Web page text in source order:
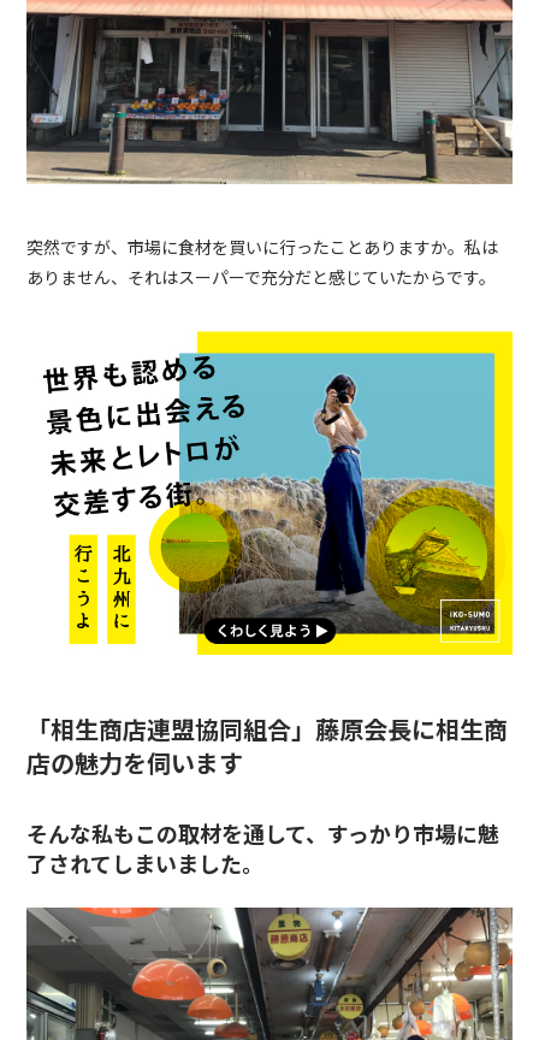
突然ですが、市場に食材を買いに行ったことありますか。私は
ありません、それはスーパーで充分だと感じていたからです。
「相生商店連盟協同組合」藤原会長に相生商
店の魅力を伺います
そんな私もこの取材を通して、すっかり市場に魅
了されてしまいました。